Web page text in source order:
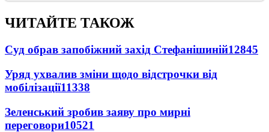
ЧИТАЙТЕ ТАКОЖ
Суд обрав запобіжний захід Стефанішиній12845
Уряд ухвалив зміни щодо відстрочки від
мобілізації11338
Зеленський зробив заяву про мирні
переговори10521